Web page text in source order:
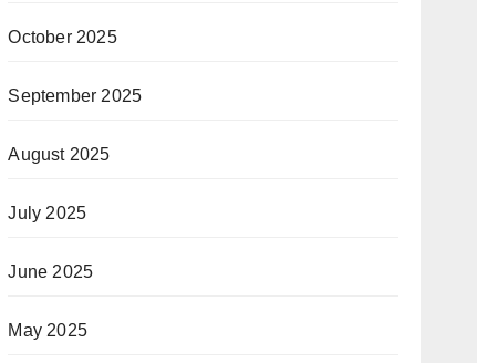
October 2025
September 2025
August 2025
July 2025
June 2025
May 2025